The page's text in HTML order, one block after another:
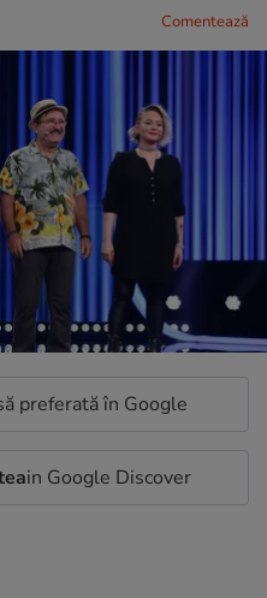
Comentează
preferată în Google
in Google Discover